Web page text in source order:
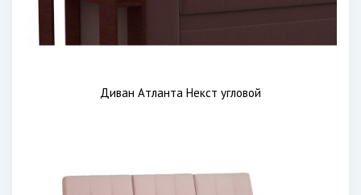
Диван Атланта Некст угловой